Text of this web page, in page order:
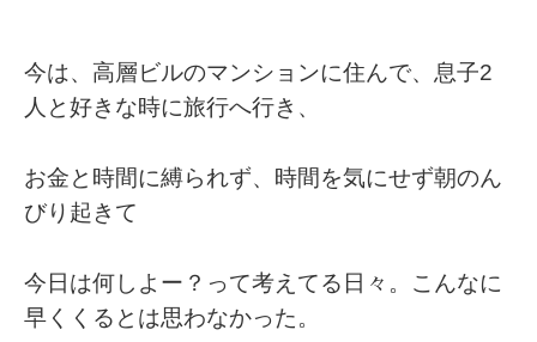
今は、高層ビルのマンションに住んで、息子2
人と好きな時に旅行へ行き、
お金と時間に縛られず、時間を気にせず朝のん
びり起きて
今日は何しよー？って考えてる日々。こんなに
早くくるとは思わなかった。